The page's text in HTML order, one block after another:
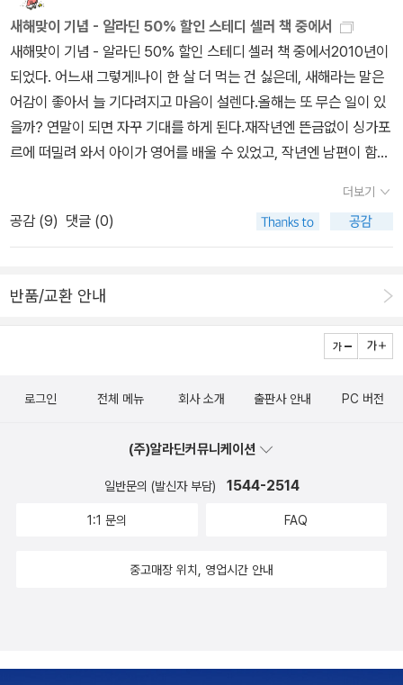
에 띈 모양이군 ^^;)팝업과 플랩북은 언제 봐도 재미있단다. 들춰보고
세워보고 끼워보고 밀어보고~.릴리는 슬이가 무척 좋아하는 친구~.
릴리와 함께 춤도 추고, 노래도 부르고~.릴리 못지 않게 좋아하는 병
관이. 키득거리며 병관이 이야기도 읽고~.바무와 게로 이야기를 열심
히 읽고는, 놀이공원에서 '바무랑 게로도 꼭 한 가지씩 원하는 것을 살
수 있었는데 왜 나는 안되느냐?'며 나름대로 논리를 세워 기념품도 사
주게 만들고~. ^^; 눈사람이랑 설빔을 보며 '와~ 예쁘다~', '정말 귀엽
다~'를 몇 번씩 외치고~.찔레꽃 울타리 시리즈 중에서 제일 좋아하는
<여름 이야기>를 읽고 또 읽으며 '예쁘다', '멋지다'를 몇 번씩 외쳐보
야기도 하하호호 나눠보고~.엄마를 기다리는 꼬마를 가슴 졸이고 지
버스에 남은 아이를 보며 마음 졸이다가 안도의 한숨도 쉬고~. (이 두
그림책은 볼 때마다 긴장했다가 안도하곤 한다)그림책에 나오는 노래
를 처음부터 끝까지 모두 따라불러도 보고~.'정말 재밌겠다'며 아이들
다' 노래도 만들어 불러보고~.'엄마, 나무가 없으면 맑은 공기가 없어
흘러갔다가 구름이 되어 비가 되는데, 샴푸를 많이 쓰면 물이 더러워
져서....'를 재잘거리는 날은, 물 이야기를 읽어보고~. (<물의 여행>
데, 다시 보면서 참 잘 만들어진 책이라는 생각이 들었다.신기할 정도
'지렁이가 땅을 건강하게 한다'고 엄마에게 설명도 하고 ...^^손 등위
새해맞이 기념 - 알라딘 50% 할인 스테디 셀러 책 중에서
새해맞이 기념 - 알라딘 50% 할인 스테디 셀러 책 중에서2010년이
되었다. 어느새 그렇게!나이 한 살 더 먹는 건 싫은데, 새해라는 말은
어감이 좋아서 늘 기다려지고 마음이 설렌다.올해는 또 무슨 일이 있
을까? 연말이 되면 자꾸 기대를 하게 된다.재작년엔 뜬금없이 싱가포
르에 떠밀려 와서 아이가 영어를 배울 수 있었고, 작년엔 남편이 함께
기를 기대하고 있다. *^^*새해를 맞이해서 알라딘에서 저렴하게 파
는 책들이 있다. 그것도 스테디 셀러라니 눈여겨보지 않을 수가 없다.
ㅋㅋ읽고 싶은 책, 갖고 싶은 책은 엄청 많은데, 그 중에서 저렴하게
^^*타샤의 크리스마스 해리 데이비스 지음, 타샤 튜더 그림, 제이 폴
010년 크리스마스는 또 올 것이고 앞으로도 더더욱 많은 크리스마스
기 *^^*타임터널 타고 세트 - 전3권 더글라스 팔머 외 지음, 김양미
Set 1 (도서 10권 + 자료집 1권) 마르쿠스 피스터 외 지음, 박향주 외
옮김, 헬렌 옥슨버리 외 그림 / 시공주니어 / 2004년 6월이제 아이
어있으니 50% 가격이면 굉장하다. 시공주니어의 주옥같은 책만 10
료집 1권 + CD 1개) 영어와 수학동시에 모두 잘한다면 부러울 것이
더보기
공감 (9) 댓글 (0)
반품/교환 안내
로그인 전체 메뉴 회사 소개 출판사 안내 PC 버전
(주)알라딘커뮤니케이션
일반문의 (발신자 부담) 1544-2514
1:1 문의 FAQ
중고매장 위치, 영업시간 안내